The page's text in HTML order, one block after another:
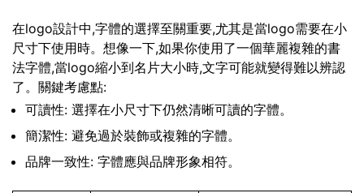
在logo設計中,字體的選擇至關重要,尤其是當logo需要在小
尺寸下使用時。想像一下,如果你使用了一個華麗複雜的書
法字體,當logo縮小到名片大小時,文字可能就變得難以辨認
了。關鍵考慮點:
可讀性: 選擇在小尺寸下仍然清晰可讀的字體。
簡潔性: 避免過於裝飾或複雜的字體。
品牌一致性: 字體應與品牌形象相符。